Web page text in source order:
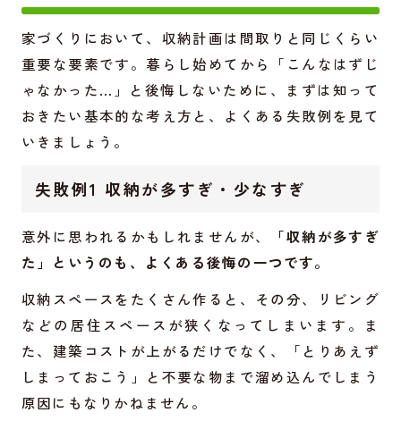
家づくりにおいて、収納計画は間取りと同じくらい
重要な要素です。暮らし始めてから「こんなはずじ
ゃなかった…」と後悔しないために、まずは知って
おきたい基本的な考え方と、よくある失敗例を見て
いきましょう。
失敗例1 収納が多すぎ・少なすぎ
意外に思われるかもしれませんが、
「収納が多すぎ
た」というのも、よくある後悔の一つです。
収納スペースをたくさん作ると、その分、リビング
などの居住スペースが狭くなってしまいます。ま
た、建築コストが上がるだけでなく、「とりあえず
しまっておこう」と不要な物まで溜め込んでしまう
原因にもなりかねません。